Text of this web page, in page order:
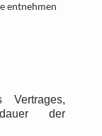
entnehmen
Vertrages,
der